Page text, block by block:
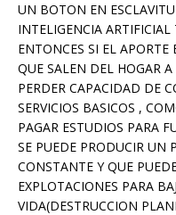
UN BOTON EN
INTELIGENCIA ARTIFICIAL
ENTONCES SI EL APORTE
QUE SALEN DEL HOGAR
PERDER CAPACIDAD DE
SERVICIOS BASICOS ,
PAGAR ESTUDIOS PARA
SE PUEDE PRODUCIR UN
CONSTANTE Y QUE
EXPLOTACIONES PARA
VIDA(DESTRUCCION